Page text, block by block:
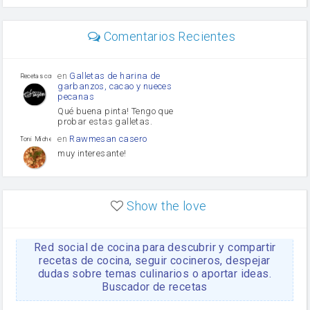
Comentarios Recientes
Recetas con sazon
en Galletas de harina de
garbanzos, cacao y nueces
pecanas
Qué buena pinta! Tengo que
probar estas galletas.
Toni Michel Caubet
en Rawmesan casero
muy interesante!
enLasaña casera fácil y
HOJALDROSA TV
enGachas de la abuela
Rosa
https://youtu.be/Mz69gcVO3sI
Rosa enReceta Del Bizcocho
Show the love
Red social de cocina para descubrir y compartir
recetas de cocina, seguir cocineros, despejar
dudas sobre temas culinarios o aportar ideas.
Buscador de recetas